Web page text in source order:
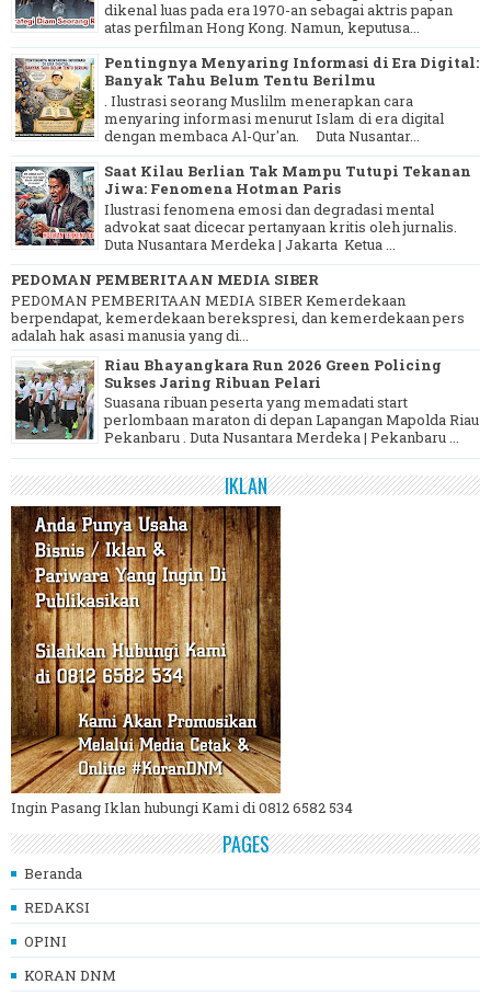
dikenal luas pada era 1970-an sebagai aktris papan
atas perfilman Hong Kong. Namun, keputusa...
Pentingnya Menyaring Informasi di Era Digital:
Banyak Tahu Belum Tentu Berilmu
. Ilustrasi seorang Muslilm menerapkan cara
menyaring informasi menurut Islam di era digital
dengan membaca Al-Qur'an. Duta Nusantar...
Saat Kilau Berlian Tak Mampu Tutupi Tekanan
Jiwa: Fenomena Hotman Paris
Ilustrasi fenomena emosi dan degradasi mental
advokat saat dicecar pertanyaan kritis oleh jurnalis.
Duta Nusantara Merdeka | Jakarta Ketua ...
PEDOMAN PEMBERITAAN MEDIA SIBER
PEDOMAN PEMBERITAAN MEDIA SIBER Kemerdekaan
berpendapat, kemerdekaan berekspresi, dan kemerdekaan pers
adalah hak asasi manusia yang di...
Riau Bhayangkara Run 2026 Green Policing
Sukses Jaring Ribuan Pelari
Suasana ribuan peserta yang memadati start
perlombaan maraton di depan Lapangan Mapolda Riau
Pekanbaru . Duta Nusantara Merdeka | Pekanbaru ...
IKLAN
Ingin Pasang Iklan hubungi Kami di 0812 6582 534
PAGES
Beranda
REDAKSI
OPINI
KORAN DNM